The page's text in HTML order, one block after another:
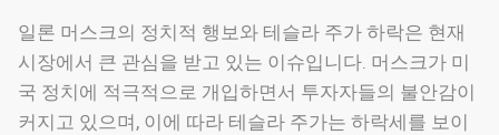
일론 머스크의 정치적 행보와 테슬라 주가 하락은 현재
시장에서 큰 관심을 받고 있는 이슈입니다. 머스크가 미
국 정치에 적극적으로 개입하면서 투자자들의 불안감이
커지고 있으며, 이에 따라 테슬라 주가는 하락세를 보이